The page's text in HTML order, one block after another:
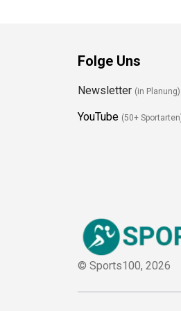
Folge Uns
Newsletter (in Planung)
YouTube (50+
© Sports100, 2026